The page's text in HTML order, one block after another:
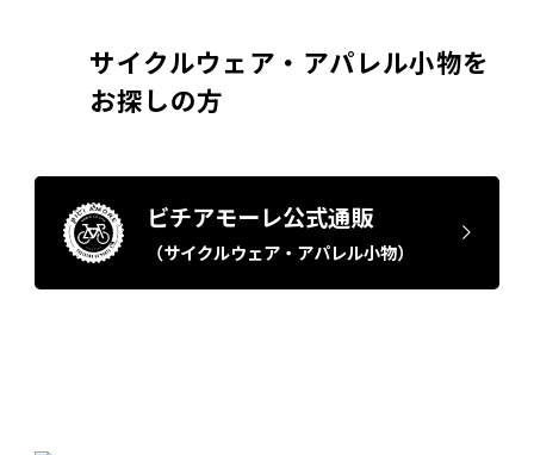
サイクルウェア・アパレル小物を
お探しの方
ビチアモーレ公式通販
（サイクルウェア・アパレル小物）